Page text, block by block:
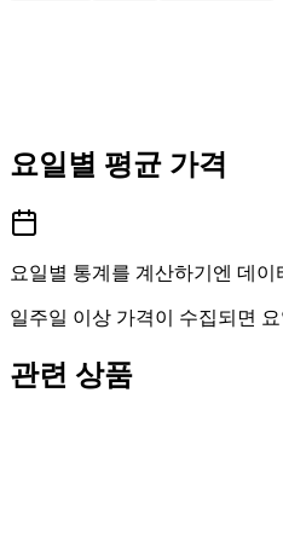
요일별 평균 가격
요일별 통계를 계산하기엔 데
일주일 이상 가격이 수집되면
관련 상품